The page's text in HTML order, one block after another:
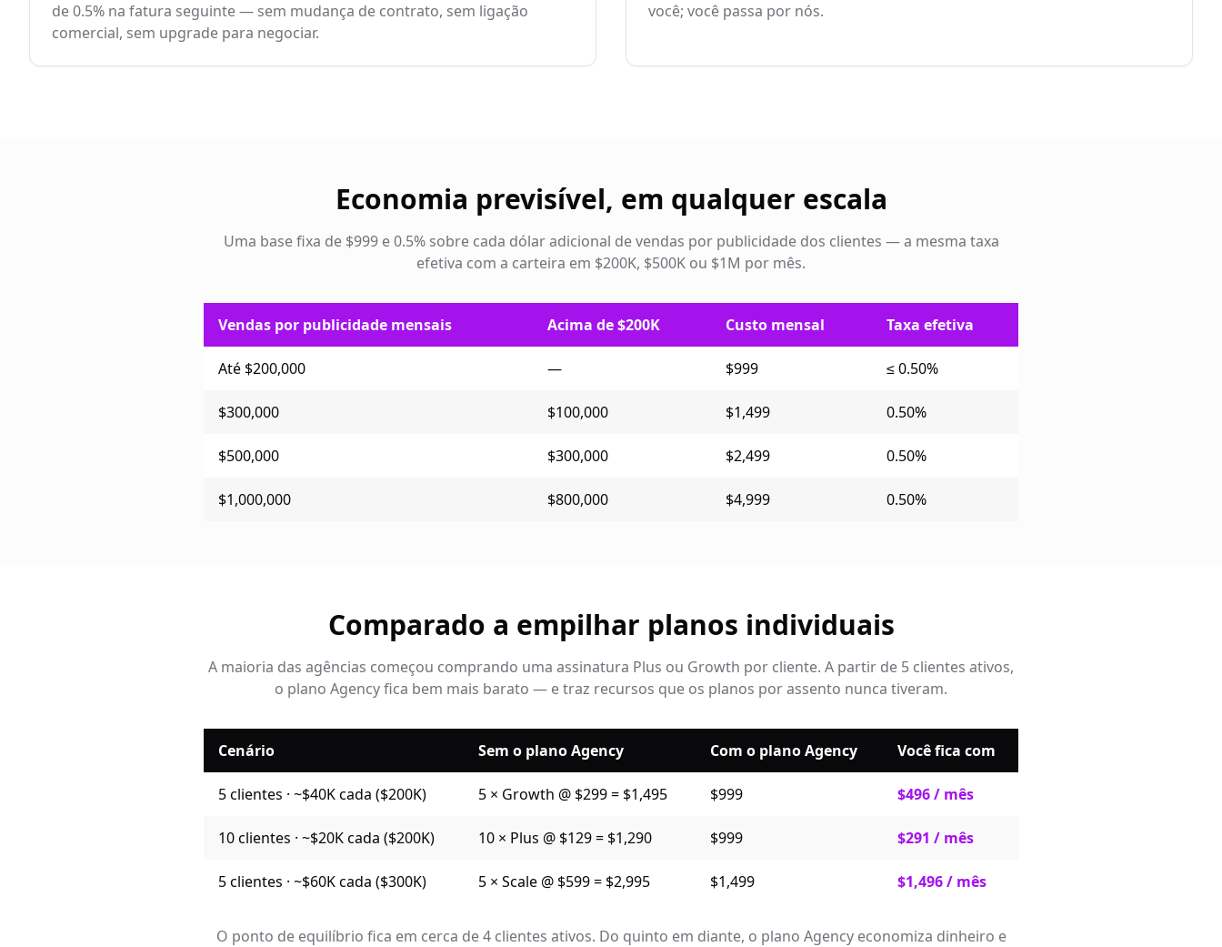
de 0.5% na fatura seguinte — sem mudança de contrato, sem ligação
comercial, sem upgrade para negociar.
você; você passa por nós.
Economia previsível, em qualquer escala
Uma base fixa de $999 e 0.5% sobre cada dólar adicional de vendas por publicidade dos clientes — a mesma taxa
efetiva com a carteira em $200K, $500K ou $1M por mês.
Vendas por publicidade mensais Acima de $200K Custo mensal Taxa efetiva
Até $200,000 — $999 ≤ 0.50%
$300,000 $100,000 $1,499 0.50%
$500,000 $300,000 $2,499 0.50%
$1,000,000 $800,000 $4,999 0.50%
Comparado a empilhar planos individuais
A maioria das agências começou comprando uma assinatura Plus ou Growth por cliente. A partir de 5 clientes ativos,
o plano Agency fica bem mais barato — e traz recursos que os planos por assento nunca tiveram.
Cenário Sem o plano Agency Com o plano Agency Você fica com
5 clientes · ~$40K cada ($200K) 5 × Growth @ $299 = $1,495 $999 $496 / mês
10 clientes · ~$20K cada ($200K) 10 × Plus @ $129 = $1,290 $999 $291 / mês
5 clientes · ~$60K cada ($300K) 5 × Scale @ $599 = $2,995 $1,499 $1,496 / mês
O ponto de equilíbrio fica em cerca de 4 clientes ativos. Do quinto em diante, o plano Agency economiza dinheiro e